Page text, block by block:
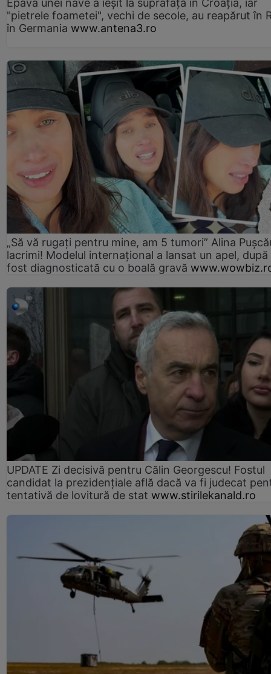
"pietrele foametei", vechi de secole, au reapărut în
în Germania www.antena3.ro
„Să vă rugați pentru mine, am 5 tumori” Alina
lacrimi! Modelul internațional a lansat un apel, după
fost diagnosticată cu o boală gravă
UPDATE Zi decisivă pentru Călin Georgescu! Fostul
candidat la prezidențiale află dacă va fi judecat
tentativă de lovitură de stat www.stirilekanald.ro